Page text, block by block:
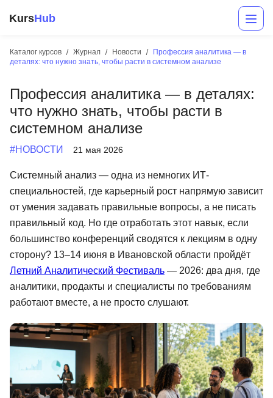
KursHub
Каталог курсов Журнал Новости
Профессия аналитика — в
деталях: что нужно знать, чтобы расти в системном анализе
Профессия аналитика — в деталях:
что нужно знать, чтобы расти в
системном анализе
#НОВОСТИ 21 мая 2026
Системный анализ — одна из немногих ИТ-
специальностей, где карьерный рост напрямую зависит
от умения задавать правильные вопросы, а не писать
правильный код. Но где отработать этот навык, если
большинство конференций сводятся к лекциям в одну
сторону? 13–14 июня в Ивановской области пройдёт
Летний Аналитический Фестиваль — 2026: два дня, где
аналитики, продакты и специалисты по требованиям
работают вместе, а не просто слушают.
Разработка
Маркетинг
Аналитика
Менеджмент
Иностранные языки
ДПО
Детям
Акции и промокоды